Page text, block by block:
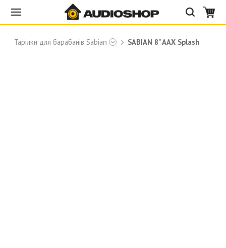
Тарілки для барабанів Sabian SABIAN 8" AAX Splash